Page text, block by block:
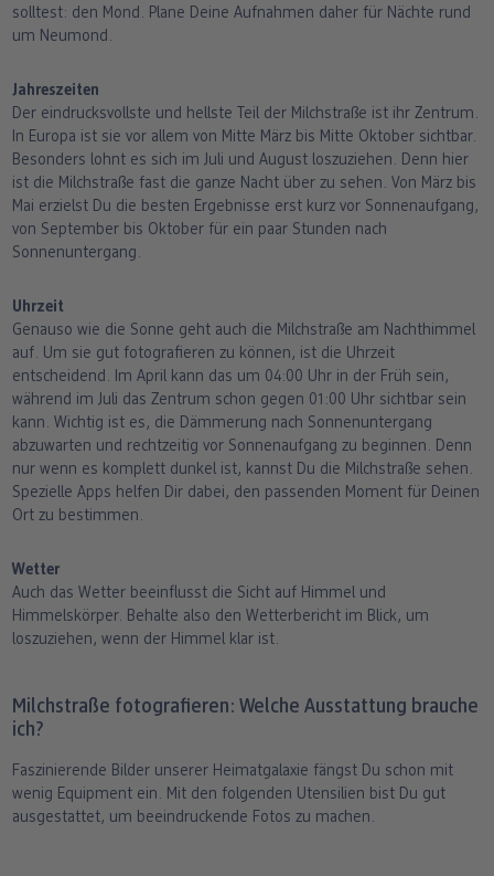
solltest: den Mond. Plane Deine Aufnahmen daher für Nächte rund
um Neumond.
Jahreszeiten
Der eindrucksvollste und hellste Teil der Milchstraße ist ihr Zentrum.
In Europa ist sie vor allem von Mitte März bis Mitte Oktober sichtbar.
Besonders lohnt es sich im Juli und August loszuziehen. Denn hier
ist die Milchstraße fast die ganze Nacht über zu sehen. Von März bis
Mai erzielst Du die besten Ergebnisse erst kurz vor Sonnenaufgang,
von September bis Oktober für ein paar Stunden nach
Sonnenuntergang.
Uhrzeit
Genauso wie die Sonne geht auch die Milchstraße am Nachthimmel
auf. Um sie gut fotografieren zu können, ist die Uhrzeit
entscheidend. Im April kann das um 04:00 Uhr in der Früh sein,
während im Juli das Zentrum schon gegen 01:00 Uhr sichtbar sein
kann. Wichtig ist es, die Dämmerung nach Sonnenuntergang
abzuwarten und rechtzeitig vor Sonnenaufgang zu beginnen. Denn
nur wenn es komplett dunkel ist, kannst Du die Milchstraße sehen.
Spezielle Apps helfen Dir dabei, den passenden Moment für Deinen
Ort zu bestimmen.
Wetter
Auch das Wetter beeinflusst die Sicht auf Himmel und
Himmelskörper. Behalte also den Wetterbericht im Blick, um
loszuziehen, wenn der Himmel klar ist.
Milchstraße fotografieren: Welche Ausstattung brauche
ich?
Faszinierende Bilder unserer Heimatgalaxie fängst Du schon mit
wenig Equipment ein. Mit den folgenden Utensilien bist Du gut
ausgestattet, um beeindruckende Fotos zu machen.